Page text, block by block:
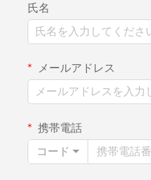
氏名
メールアドレス
携帯電話
コード